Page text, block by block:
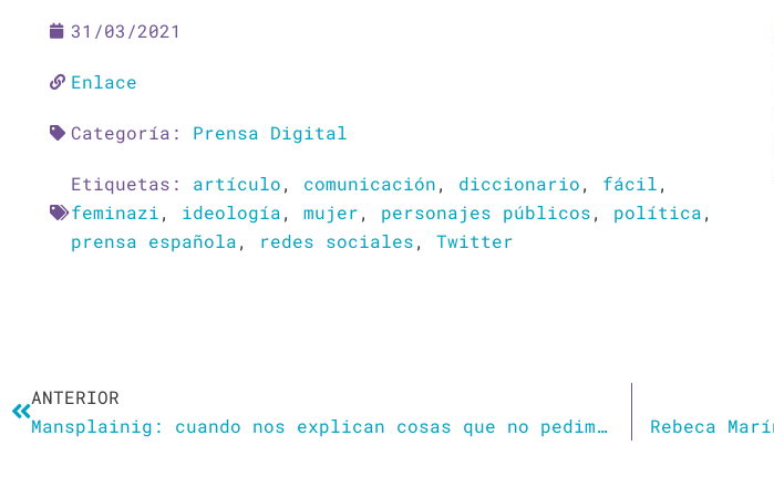
31/03/2021
Enlace
Categoría: Prensa Digital
Etiquetas: artículo, comunicación, diccionario, fácil,
feminazi, ideología, mujer, personajes públicos, política,
prensa española, redes sociales, Twitter
ANTERIOR
Mansplainig: cuando nos explican cosas que no pedimos